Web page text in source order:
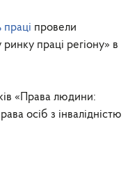
провели
праці регіону» в
«Права людини:
осіб з інвалідністю